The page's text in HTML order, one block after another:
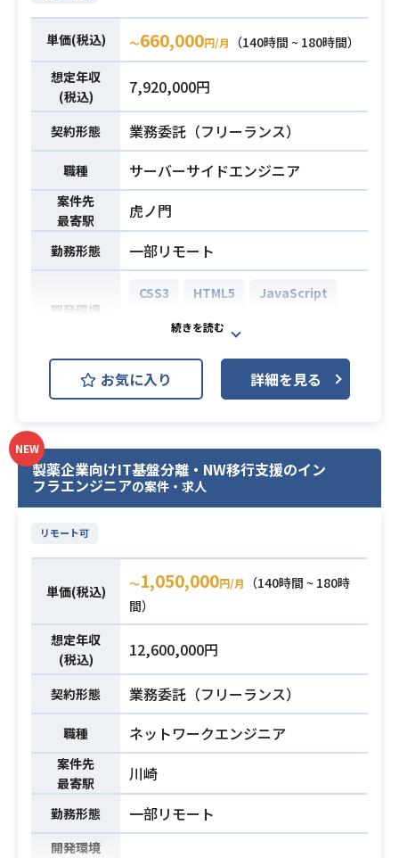
計経験
業務内容
【仕事内容】
す。
・Javaを用いたWebアプリケーショ
ン（サーバーサイド）の運用開発
・HTML、CSS、JavaScriptを用いた
フロントエンド側の開発
・Gitを活用したチーム開発およびコ
ード管理
※詳細は面談時にお伝えします。
必須スキル
・JavaによるWebアプリケーション
・詳細設計以降を一人称で対応でき
るスキル
・HTML、CSS、JavaScriptでのフロ
ントエンド開発経験半年以上
単価(税込) 〜660,000円/月
（140時間 ~ 180時間）
想定年収
(税込)
7,920,000円
契約形態 業務委託（フリーランス）
職種 サーバーサイドエンジニア
案件先
最寄駅
虎ノ門
勤務形態 一部リモート
開発環境
CSS3 HTML5
JavaScript
Python
Azure
業務内容
上場企業が機関投資家向けに提供し
ている、マーケティングプラットフ
サイド開発をご担当いただきます。
Pythonを用いて、Webアプリケーシ
ョンの設計および開発業務を遂行し
す。
・Pythonを用いたWebアプリケーシ
・Gitを活用したチーム開発およびコ
ードの管理
・プロジェクト内での各種調整およ
びコミュニケーション対応
※詳細は面談時にお伝えします。
必須スキル
・PythonによるWebアプリケーショ
ン設計、開発経験3年以上
・Gitを使用したチーム開発経験
お気に入り 詳細を見る
NEW
製薬企業向けIT基盤分離・NW移行支援のイン
フラエンジニアの案件・求人
リモート可
単価(税込) 〜1,050,000円/月
（140時間 ~ 180時
間）
想定年収
(税込)
12,600,000円
契約形態 業務委託（フリーランス）
職種 ネットワークエンジニア
案件先
最寄駅
川崎
勤務形態 一部リモート
開発環境